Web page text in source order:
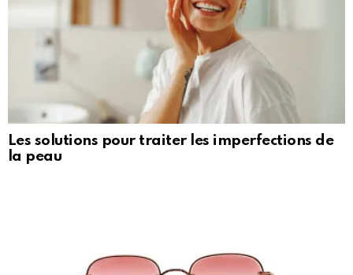
Les solutions pour traiter les imperfections de
la peau